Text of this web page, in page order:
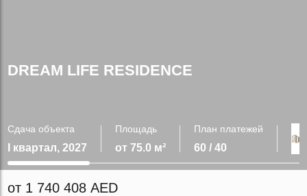
DREAM LIFE RESIDENCE
Сдача объекта
I квартал, 2027
Площадь
от 75.0 м²
План платежей
60 / 40
от 1 740 408 AED